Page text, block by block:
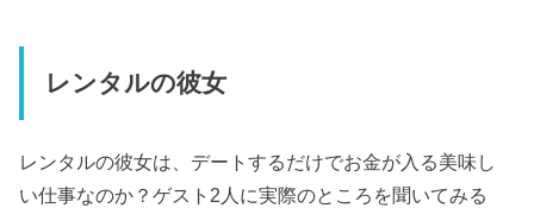
レンタルの彼女
レンタルの彼女は、デートするだけでお金が入る美味し
い仕事なのか？ゲスト2人に実際のところを聞いてみる